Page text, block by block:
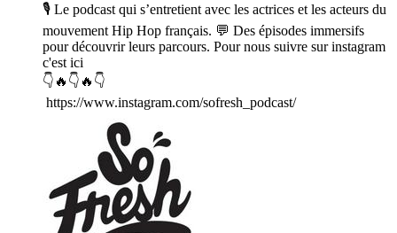
🎙️ Le podcast qui s’entretient avec les actrices et les acteurs du
mouvement Hip Hop français. 💬 Des épisodes immersifs
pour découvrir leurs parcours. Pour nous suivre sur instagram
c'est ici
👇🔥👇🔥👇
https://www.instagram.com/sofresh_podcast/